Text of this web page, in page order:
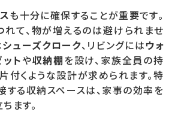
も十分に確保することが重要です。
て、物が増えるのは避けられませ
シューズクローク、リビングにはウォ
トや収納棚を設け、家族全員の持
付くような設計が求められます。特
する収納スペースは、家事の効率を
ます。